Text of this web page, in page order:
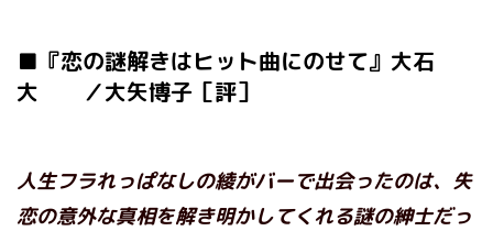
■『恋の謎解きはヒット曲にのせて』大石
大 ／大矢博子［評］
人生フラれっぱなしの綾がバーで出会ったのは、失
恋の意外な真相を解き明かしてくれる謎の紳士だっ